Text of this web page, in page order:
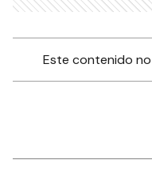
Este contenido